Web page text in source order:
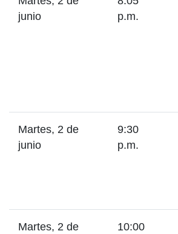
junio
p.m.
Martes, 2 de
junio
9:30
p.m.
Martes, 2 de
10:00